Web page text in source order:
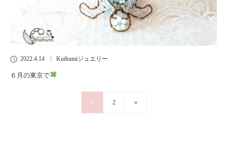
2022.4.14 Kuthumiジュエリー
６月の東京で
1 2 »